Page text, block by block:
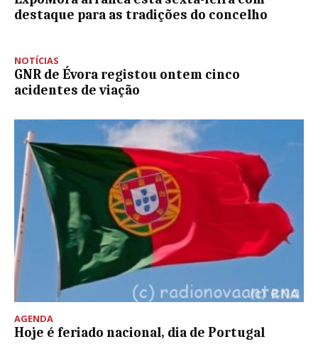
destaque para as tradições do concelho
NOTÍCIAS
GNR de Évora registou ontem cinco
acidentes de viação
AGENDA
Hoje é feriado nacional, dia de Portugal